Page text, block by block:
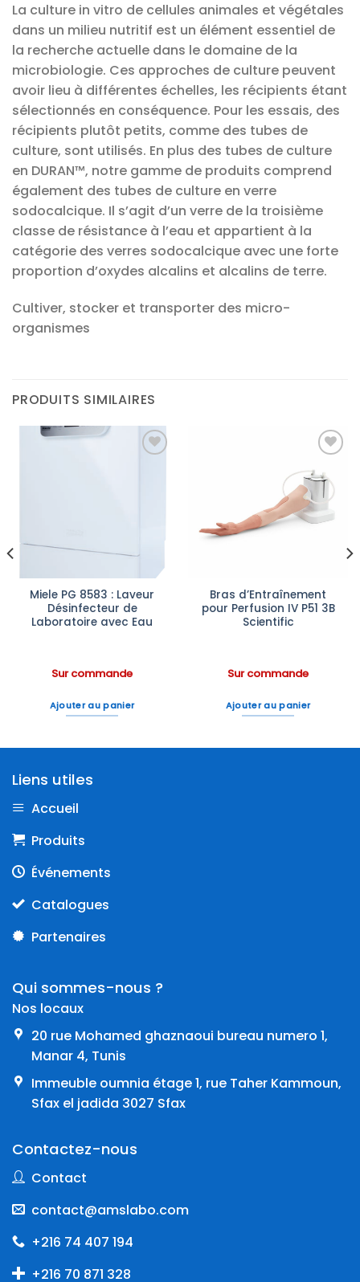
La culture in vitro de cellules animales et végétales
dans un milieu nutritif est un élément essentiel de
la recherche actuelle dans le domaine de la
microbiologie. Ces approches de culture peuvent
avoir lieu à différentes échelles, les récipients étant
sélectionnés en conséquence. Pour les essais, des
récipients plutôt petits, comme des tubes de
culture, sont utilisés. En plus des tubes de culture
en DURAN™, notre gamme de produits comprend
également des tubes de culture en verre
sodocalcique. Il s’agit d’un verre de la troisième
classe de résistance à l’eau et appartient à la
catégorie des verres sodocalcique avec une forte
proportion d’oxydes alcalins et alcalins de terre.
Cultiver, stocker et transporter des micro-
organismes
PRODUITS SIMILAIRES
Miele PG 8583 : Laveur
Désinfecteur de
Laboratoire avec Eau
Sur commande
Ajouter au panier
Ajouter
à la liste
d’envies
Bras d’Entraînement
pour Perfusion IV P51 3B
Scientific
Sur commande
Ajouter au panier
Liens utiles
Accueil
Produits
Événements
Catalogues
Partenaires
Qui sommes-nous ?
Nos locaux
20 rue Mohamed ghaznaoui bureau numero 1,
Manar 4, Tunis
Immeuble oumnia étage 1, rue Taher Kammoun,
Sfax el jadida 3027 Sfax
Contactez-nous
Contact
contact@amslabo.com
+216 74 407 194
+216 70 871 328